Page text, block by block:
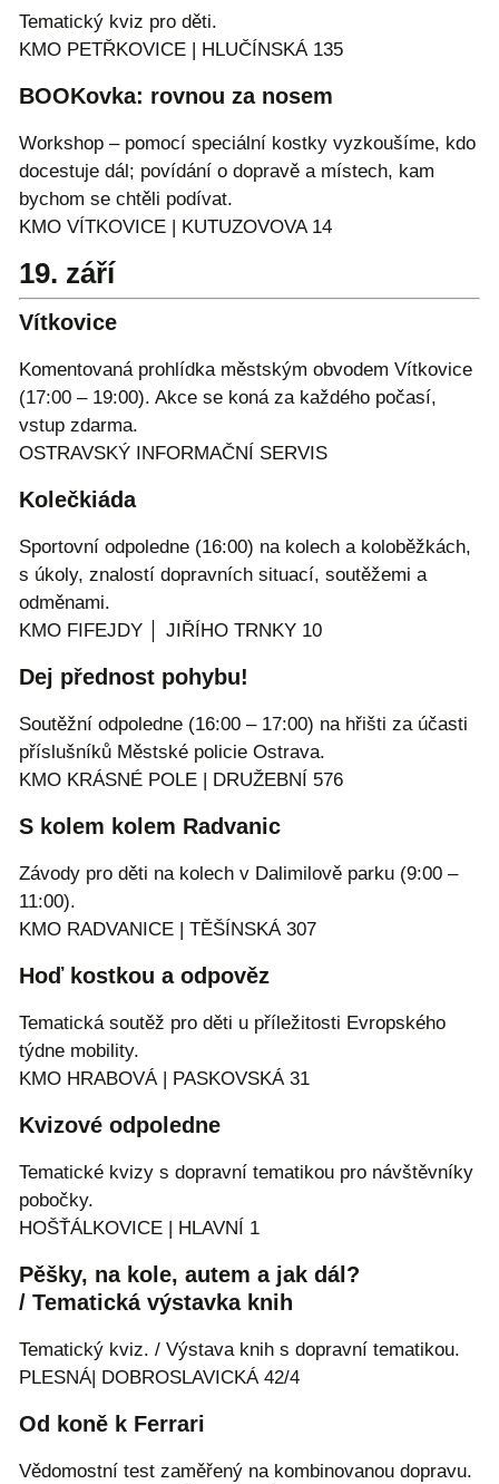
Tematický kviz pro děti.
KMO PETŘKOVICE | HLUČÍNSKÁ 135
BOOKovka: rovnou za nosem
Workshop – pomocí speciální kostky vyzkoušíme, kdo
docestuje dál; povídání o dopravě a místech, kam
bychom se chtěli podívat.
KMO VÍTKOVICE | KUTUZOVOVA 14
19. září
Vítkovice
Komentovaná prohlídka městským obvodem Vítkovice
(17:00 – 19:00). Akce se koná za každého počasí,
vstup zdarma.
OSTRAVSKÝ INFORMAČNÍ SERVIS
Kolečkiáda
Sportovní odpoledne (16:00) na kolech a koloběžkách,
s úkoly, znalostí dopravních situací, soutěžemi a
odměnami.
KMO FIFEJDY │ JIŘÍHO TRNKY 10
Dej přednost pohybu!
Soutěžní odpoledne (16:00 – 17:00) na hřišti za účasti
příslušníků Městské policie Ostrava.
KMO KRÁSNÉ POLE | DRUŽEBNÍ 576
S kolem kolem Radvanic
Závody pro děti na kolech v Dalimilově parku (9:00 –
11:00).
KMO RADVANICE | TĚŠÍNSKÁ 307
Hoď kostkou a odpověz
Tematická soutěž pro děti u příležitosti Evropského
týdne mobility.
KMO HRABOVÁ | PASKOVSKÁ 31
Kvizové odpoledne
Tematické kvizy s dopravní tematikou pro návštěvníky
pobočky.
HOŠŤÁLKOVICE | HLAVNÍ 1
Pěšky, na kole, autem a jak dál?
/ Tematická výstavka knih
Tematický kviz. / Výstava knih s dopravní tematikou.
PLESNÁ| DOBROSLAVICKÁ 42/4
Od koně k Ferrari
Vědomostní test zaměřený na kombinovanou dopravu.